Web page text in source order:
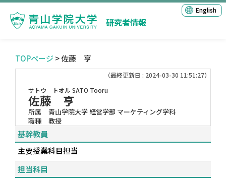
研究者情報
English
TOPページ > 佐藤 亨
（最終更新日 : 2024-03-30 11:51:27）
サトウ トオル SATO Tooru
佐藤 亨
所属
青山学院大学 経営学部 マーケティング学科
職種
教授
基幹教員
主要授業科目担当
担当科目